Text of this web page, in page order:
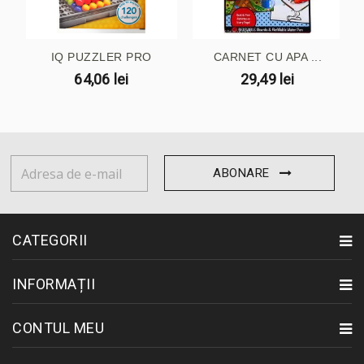
IQ PUZZLER PRO
64,06 lei
CARNET CU APA ...
29,49 lei
ABONARE
CATEGORII
INFORMAȚII
CONTUL MEU